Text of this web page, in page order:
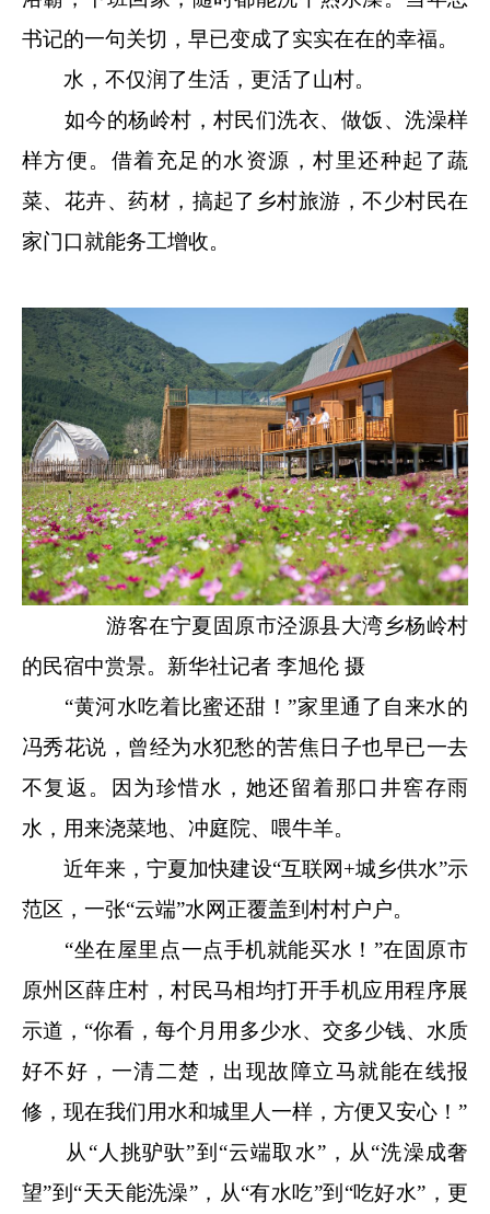
书记的一句关切，早已变成了实实在在的幸福。
水，不仅润了生活，更活了山村。
如今的杨岭村，村民们洗衣、做饭、洗澡样
样方便。借着充足的水资源，村里还种起了蔬
菜、花卉、药材，搞起了乡村旅游，不少村民在
家门口就能务工增收。
游客在宁夏固原市泾源县大湾乡杨岭村
的民宿中赏景。新华社记者 李旭伦 摄
“黄河水吃着比蜜还甜！”家里通了自来水的
冯秀花说，曾经为水犯愁的苦焦日子也早已一去
不复返。因为珍惜水，她还留着那口井窖存雨
水，用来浇菜地、冲庭院、喂牛羊。
近年来，宁夏加快建设“互联网+城乡供水”示
范区，一张“云端”水网正覆盖到村村户户。
“坐在屋里点一点手机就能买水！”在固原市
原州区薛庄村，村民马相均打开手机应用程序展
示道，“你看，每个月用多少水、交多少钱、水质
好不好，一清二楚，出现故障立马就能在线报
修，现在我们用水和城里人一样，方便又安心！”
从“人挑驴驮”到“云端取水”，从“洗澡成奢
望”到“天天能洗澡”，从“有水吃”到“吃好水”，更